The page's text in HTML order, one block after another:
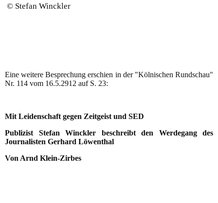
© Stefan Winckler
Eine weitere Besprechung erschien in der "Kölnischen Rundschau"
Nr. 114 vom 16.5.2912 auf S. 23:
Mit Leidenschaft gegen Zeitgeist und SED
Publizist Stefan Winckler beschreibt den Werdegang des
Journalisten Gerhard Löwenthal
Von Arnd Klein-Zirbes